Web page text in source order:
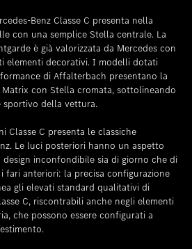
Benz Classe C presenta nella
con una semplice Stella centrale. La
è già valorizzata da Mercedes con
elementi decorativi. I modelli dotati
di Affalterbach presentano la
con Stella cromata, sottolineando
della vettura.
Classe C presenta le classiche
Le luci posteriori hanno un aspetto
inconfondibile sia di giorno che di
fari anteriori: la precisa configurazione
gli elevati standard qualitativi di
C, riscontrabili anche negli elementi
che possono essere configurati a